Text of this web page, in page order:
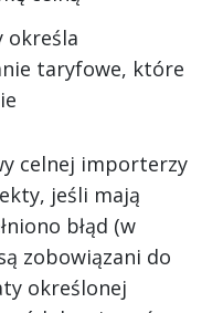
określa
taryfowe, które
celnej importerzy
jeśli mają
błąd (w
zobowiązani do
określonej